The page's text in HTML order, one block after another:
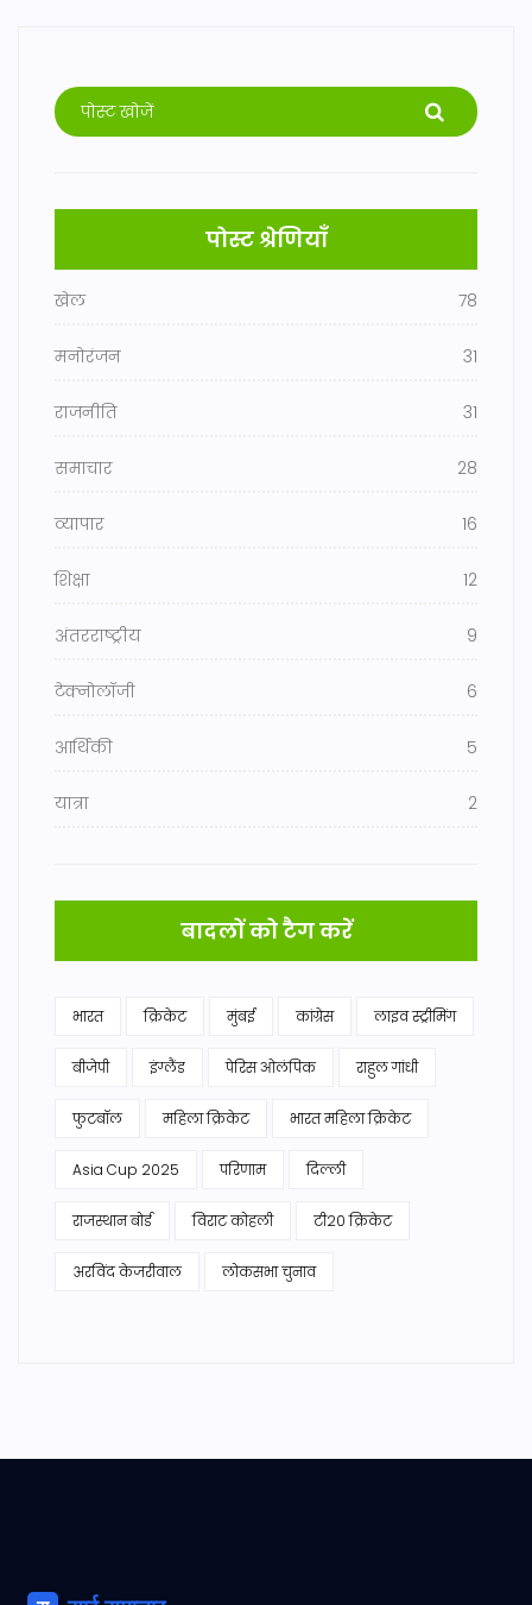
पोस्ट श्रेणियाँ
खेल 78
मनोरंजन 31
राजनीति 31
समाचार 28
व्यापार 16
शिक्षा 12
अंतरराष्ट्रीय 9
टेक्नोलॉजी 6
आर्थिकी 5
यात्रा 2
बादलों को टैग करें
भारत क्रिकेट मुंबई कांग्रेस लाइव स्ट्रीमिंग
बीजेपी इंग्लैंड पेरिस ओलंपिक राहुल गांधी
फुटबॉल महिला क्रिकेट भारत महिला क्रिकेट
Asia Cup 2025 परिणाम दिल्ली
राजस्थान बोर्ड विराट कोहली टी20 क्रिकेट
अरविंद केजरीवाल लोकसभा चुनाव